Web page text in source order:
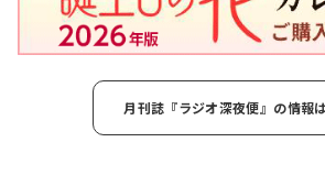
月刊誌『ラジオ深夜便』の情報